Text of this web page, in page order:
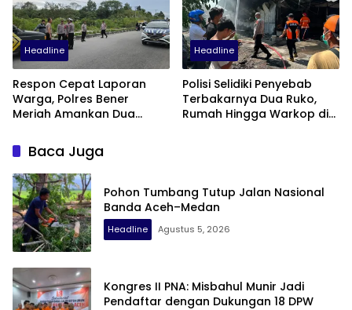
Headline
Respon Cepat Laporan
Warga, Polres Bener
Meriah Amankan Dua
Terlibat Balap Liar
Headline
Polisi Selidiki Penyebab
Terbakarnya Dua Ruko,
Rumah Hingga Warkop di
Baca Juga
Pohon Tumbang Tutup Jalan Nasional
Banda Aceh–Medan
Headline Agustus 5, 2026
Kongres II PNA: Misbahul Munir Jadi
Pendaftar dengan Dukungan 18 DPW